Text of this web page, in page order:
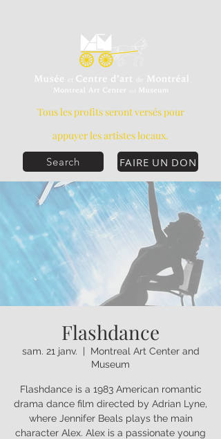
FAIRE UN DON
Tous les profits seront versés pour
appuyer les artistes locaux.
Search
Flashdance
sam. 21 janv.
Montreal Art Center and
Museum
Flashdance is a 1983 American romantic
drama dance film directed by Adrian Lyne,
where Jennifer Beals plays the main
character Alex. Alex is a passionate young